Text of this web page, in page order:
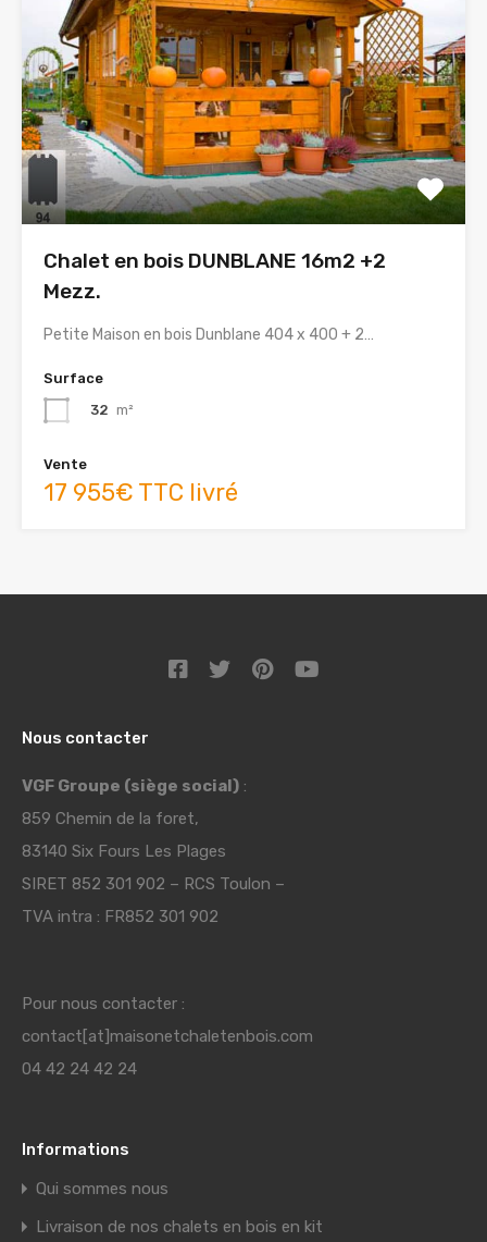
Chalet en bois DUNBLANE 16m2 +2
Mezz.
Petite Maison en bois Dunblane 404 x 400 + 2…
Surface
32 m²
Vente
17 955€ TTC livré
Nous contacter
VGF Groupe (siège social) :
859 Chemin de la foret,
83140 Six Fours Les Plages
SIRET 852 301 902 – RCS Toulon –
TVA intra : FR852 301 902
Pour nous contacter :
contact[at]maisonetchaletenbois.com
04 42 24 42 24
Informations
Qui sommes nous
Livraison de nos chalets en bois en kit